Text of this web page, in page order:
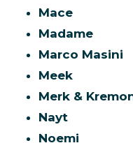
Mace
Madame
Marco Masini
Meek
Merk &
Nayt
Noemi